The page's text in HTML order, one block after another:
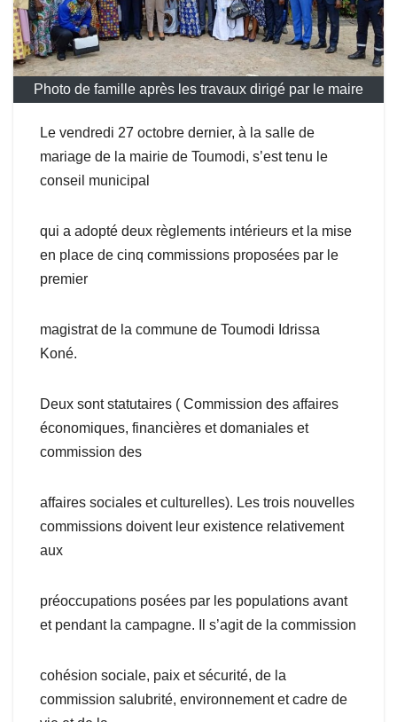
Photo de famille après les travaux dirigé par le maire
Le vendredi 27 octobre dernier, à la salle de
mariage de la mairie de Toumodi, s’est tenu le
conseil municipal
qui a adopté deux règlements intérieurs et la mise
en place de cinq commissions proposées par le
premier
magistrat de la commune de Toumodi Idrissa
Koné.
Deux sont statutaires ( Commission des affaires
économiques, financières et domaniales et
commission des
affaires sociales et culturelles). Les trois nouvelles
commissions doivent leur existence relativement
aux
préoccupations posées par les populations avant
et pendant la campagne. Il s’agit de la commission
cohésion sociale, paix et sécurité, de la
commission salubrité, environnement et cadre de